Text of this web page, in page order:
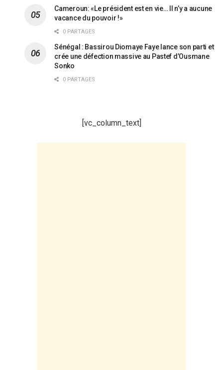
Cameroun: «Le président est en vie… Il n’y a aucune
vacance du pouvoir !»
0 PARTAGES
Sénégal : Bassirou Diomaye Faye lance son parti et
crée une défection massive au Pastef d’Ousmane
Sonko
0 PARTAGES
[vc_column_text]